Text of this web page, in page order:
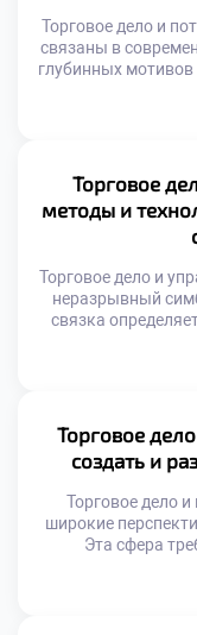
Торговое дело и
связаны в
глубинных мотивов
превращаются в
Продавец
реагировать на
подход
Торговое
методы и
Торговое дело и
неразрывный
связка
товара
процессы и
синтез
Торговое
создать и
Торговое дело
широкие
Эта сфера
коммерсанты